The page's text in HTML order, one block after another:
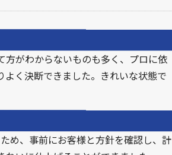
がわからないものも多く、プロに依
く決断できました。きれいな状態で
め、事前にお客様と方針を確認し、計